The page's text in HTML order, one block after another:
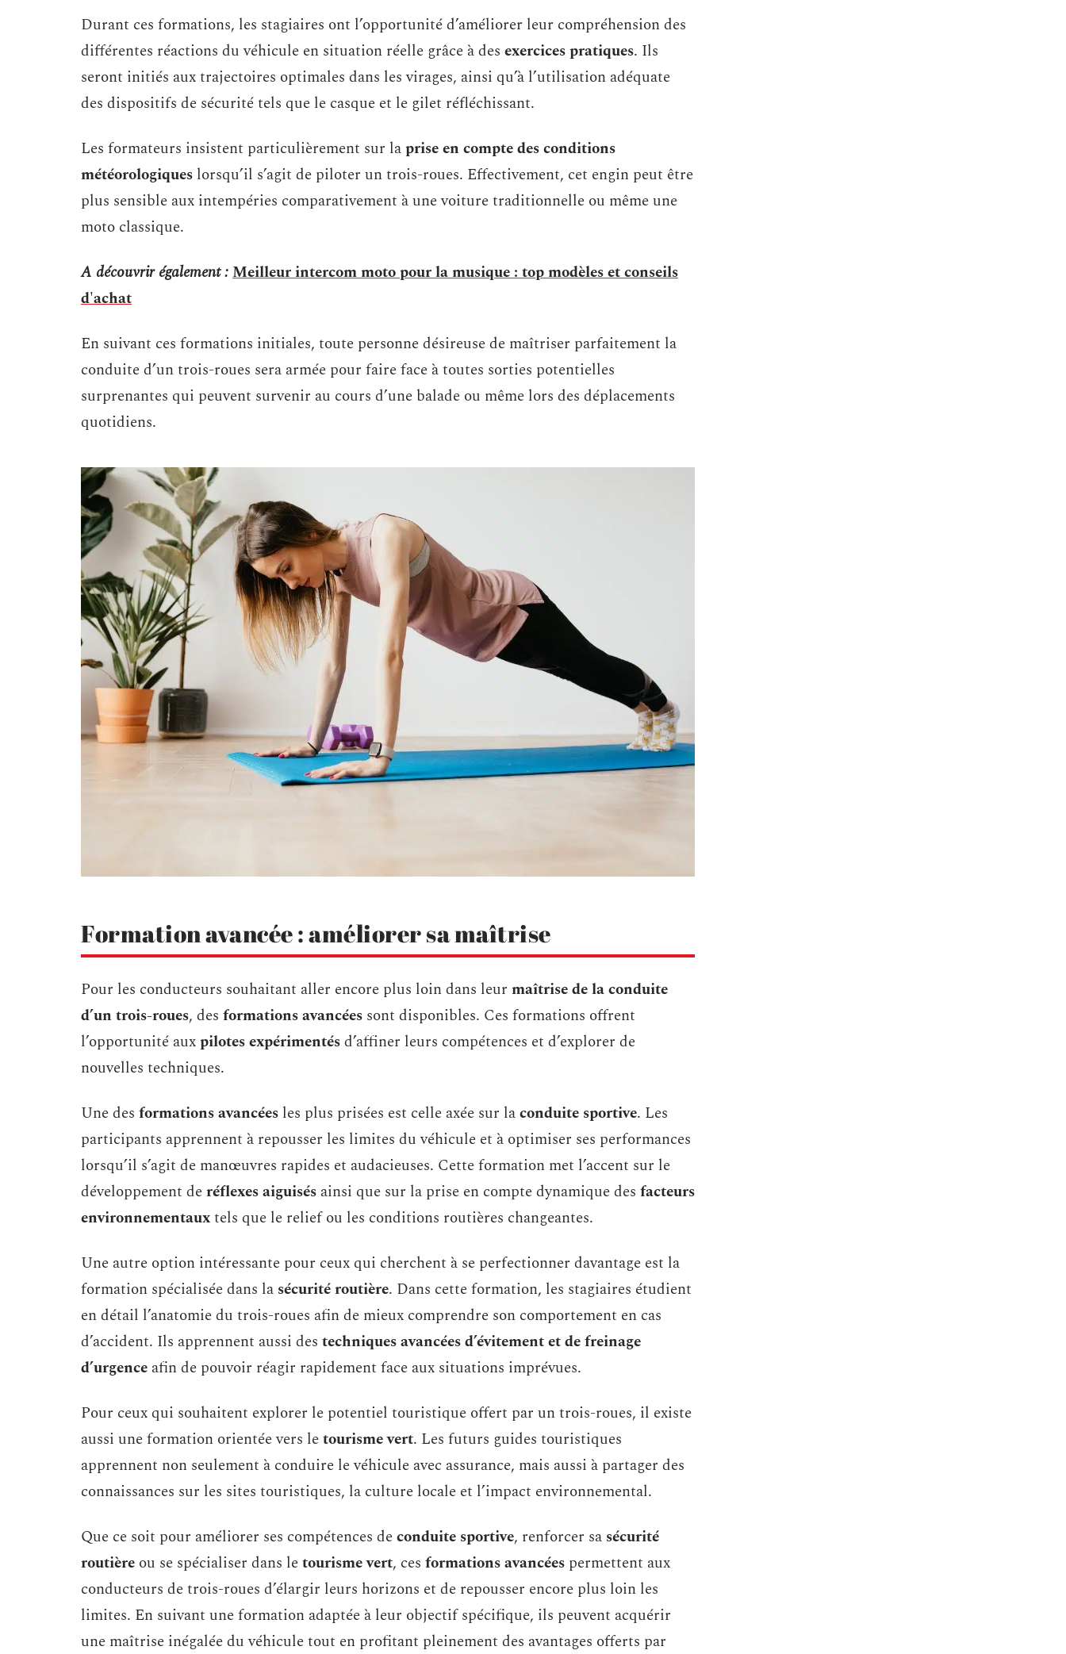
Durant ces formations, les stagiaires ont l’opportunité d’améliorer leur compréhension des
différentes réactions du véhicule en situation réelle grâce à des exercices pratiques. Ils
seront initiés aux trajectoires optimales dans les virages, ainsi qu’à l’utilisation adéquate
des dispositifs de sécurité tels que le casque et le gilet réfléchissant.
Les formateurs insistent particulièrement sur laprise en compte des conditions
météorologiques lorsqu’il s’agit de piloter un trois-roues. Effectivement, cet engin peut être
plus sensible aux intempéries comparativement à une voiture traditionnelle ou même une
moto classique.
A découvrir également :Meilleur intercom moto pour la musique : top modèles et conseils
d'achat
En suivant ces formations initiales, toute personne désireuse de maîtriser parfaitement la
conduite d’un trois-roues sera armée pour faire face à toutes sorties potentielles
surprenantes qui peuvent survenir au cours d’une balade ou même lors des déplacements
quotidiens.
Formation avancée : améliorer sa maîtrise
Pour les conducteurs souhaitant aller encore plus loin dans leur maîtrise de la conduite
d’un trois-roues, des formations avancées sont disponibles. Ces formations offrent
l’opportunité auxpilotes expérimentésd’affiner leurs compétences et d’explorer de
nouvelles techniques.
Une des formations avancées les plus prisées est celle axée sur laconduite sportive. Les
participants apprennent à repousser les limites du véhicule et à optimiser ses performances
lorsqu’il s’agit de manœuvres rapides et audacieuses. Cette formation met l’accent sur le
développement deréflexes aiguisés ainsi que sur la prise en compte dynamique des facteurs
environnementauxtels que le relief ou les conditions routières changeantes.
Une autre option intéressante pour ceux qui cherchent à se perfectionner davantage est la
formation spécialisée dans la sécurité routière. Dans cette formation, les stagiaires étudient
en détail l’anatomie du trois-roues afin de mieux comprendre son comportement en cas
d’accident. Ils apprennent aussi des techniques avancées d’évitement et de freinage
d’urgence afin de pouvoir réagir rapidement face aux situations imprévues.
Pour ceux qui souhaitent explorer le potentiel touristique offert par un trois-roues, il existe
aussi une formation orientée vers letourisme vert. Les futurs guides touristiques
apprennent non seulement à conduire le véhicule avec assurance, mais aussi à partager des
connaissances sur les sites touristiques, la culture locale et l’impact environnemental.
Que ce soit pour améliorer ses compétences deconduite sportive, renforcer sa sécurité
routière ou se spécialiser dans letourisme vert, ces formations avancées permettent aux
conducteurs de trois-roues d’élargir leurs horizons et de repousser encore plus loin les
limites. En suivant une formation adaptée à leur objectif spécifique, ils peuvent acquérir
une maîtrise inégalée du véhicule tout en profitant pleinement des avantages offerts par